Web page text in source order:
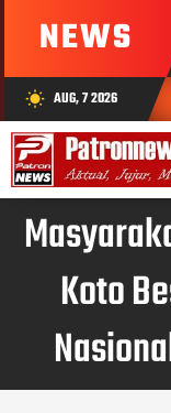
NEWS
wb_sunny AUG, 7 2026
Koto